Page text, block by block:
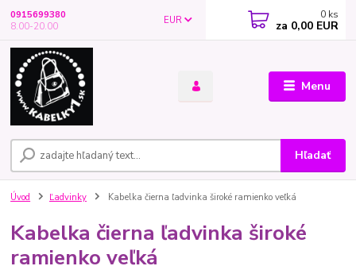
Menu
EUR
Hľadať
0915699380
8.00-20.00
0 ks
za 0,00 EUR
Úvod Ľadvinky Kabelka čierna ľadvinka široké ramienko veľká
Kabelka čierna ľadvinka široké
ramienko veľká